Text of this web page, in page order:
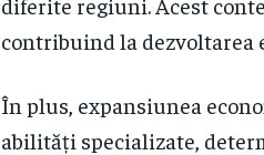
contribuind la dezvoltarea
În plus, expansiunea
abilități specializate,